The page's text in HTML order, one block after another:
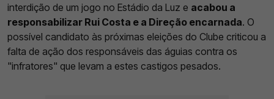
interdição de um jogo no Estádio da Luz e acabou a
responsabilizar Rui Costa e a Direção encarnada. O
possível candidato às próximas eleições do Clube criticou a
falta de ação dos responsáveis das águias contra os
"infratores" que levam a estes castigos pesados.